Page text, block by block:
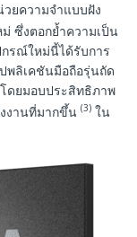
ยความจำแบบฝัง
ม่ ซึ่งตอกย้ำความเป็น
รณ์ใหม่นี้ได้รับการ
พลิเคชันมือถือรุ่นถัด
ดยมอบประสิทธิภาพ
งานที่มากขึ้น (3) ใน